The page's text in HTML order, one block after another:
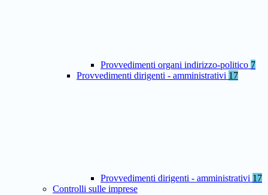
Provvedimenti organi indirizzo-politico 7
Provvedimenti dirigenti - amministrativi 17
Provvedimenti dirigenti - amministrativi 17
Controlli sulle imprese